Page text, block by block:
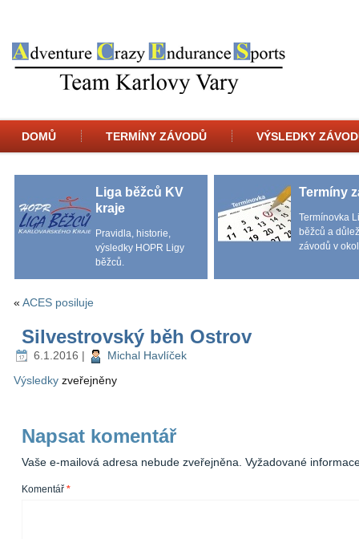
DOMŮ TERMÍNY ZÁVODŮ VÝSLEDKY
Liga běžců KV
kraje
Pravidla, historie,
výsledky HOPR Ligy
běžců.
Termíny
Termínovka
běžců a
závodů v
« ACES posiluje
Silvestrovský běh Ostrov
6.1.2016 |
Michal Havlíček
Výsledky zveřejněny
Napsat komentář
Vaše e-mailová adresa nebude zveřejněna. Vyžadované
Komentář *